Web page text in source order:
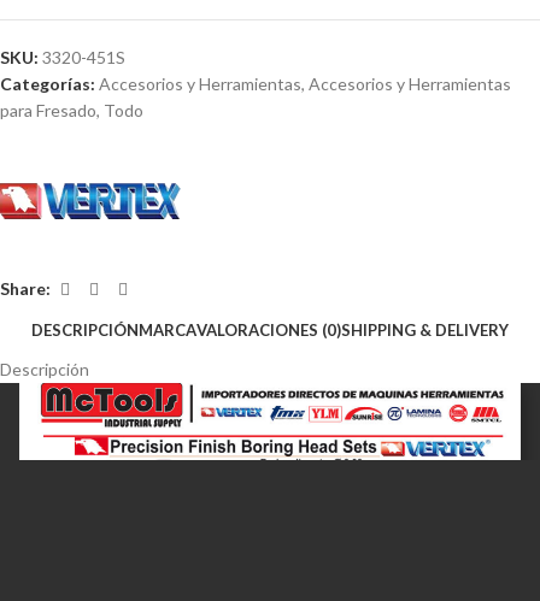
SKU: 3320-451S
Categorías: Accesorios y Herramientas, Accesorios y Herramientas
para Fresado, Todo
Share:
DESCRIPCIÓNMARCAVALORACIONES (0)SHIPPING & DELIVERY
Descripción